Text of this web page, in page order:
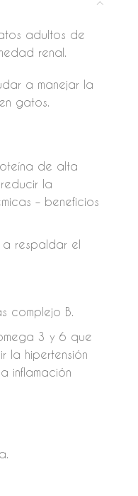
adultos de
renal.
a manejar la
gatos.
de alta
la
– beneficios
respaldar el
complejo B.
3 y 6 que
la hipertensión
inflamación